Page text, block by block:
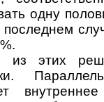
одну
последнем
из этих